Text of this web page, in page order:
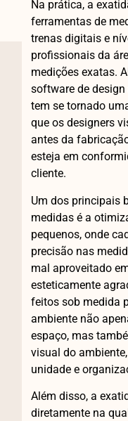
Na prática, a
ferramentas de
trenas digitais e
profissionais da
medições exatas.
software de
tem se tornado
que os designers
antes da
esteja em
cliente.
Um dos principais
medidas é a
pequenos, onde
precisão nas
mal aproveitado
esteticamente
feitos sob medida
ambiente não
espaço, mas
visual do
unidade e
Além disso, a
diretamente na